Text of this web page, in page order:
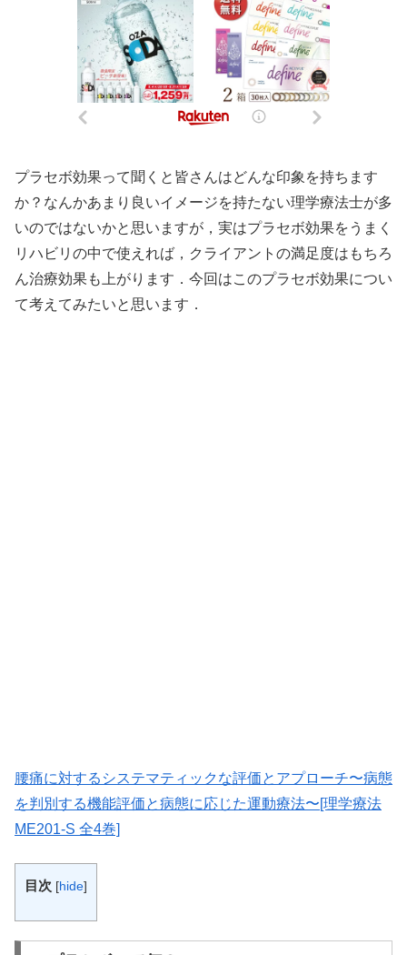
プラセボ効果って聞くと皆さんはどんな印象を持ちます
か？なんかあまり良いイメージを持たない理学療法士が多
いのではないかと思いますが，実はプラセボ効果をうまく
リハビリの中で使えれば，クライアントの満足度はもちろ
ん治療効果も上がります．今回はこのプラセボ効果につい
て考えてみたいと思います．
腰痛に対するシステマティックな評価とアプローチ〜病態
を判別する機能評価と病態に応じた運動療法〜[理学療法
ME201-S 全4巻]
目次 [hide]